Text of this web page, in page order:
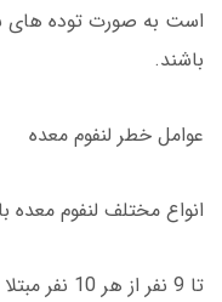
است به صورت توده
باشند.
عوامل خطر لنفوم معده
انواع مختلف لنفوم
تا 9 نفر